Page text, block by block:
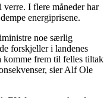
I flere måneder har
energiprisene.
noe særlig
forskjeller i landenes
komme frem til felles tiltak
sier Alf Ole